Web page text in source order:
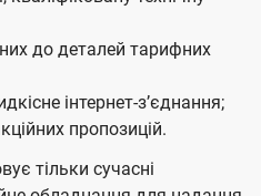
до деталей тарифних
інтернет-зʼєднання;
пропозицій.
тільки сучасні